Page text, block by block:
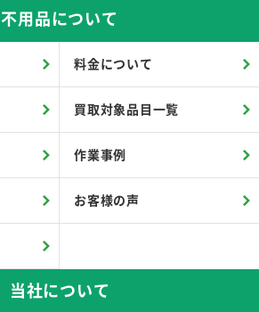
不用品について
料金について
買取対象品目一覧
作業事例
お客様の声
当社について